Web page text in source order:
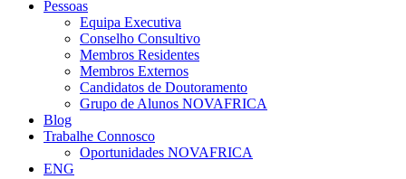
Pessoas
Equipa Executiva
Conselho Consultivo
Membros Residentes
Membros Externos
Candidatos de Doutoramento
Grupo de Alunos NOVAFRICA
Blog
Trabalhe Connosco
Oportunidades NOVAFRICA
ENG